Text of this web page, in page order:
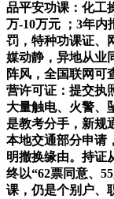
品平安功课：化工
万-10万元 ；3年内
罚，特种功课证、
媒动静，异地从业
阵风，全国联网可
营许可证：提交执
大量触电、火警、
是教考分手，新规
本地交通部分申请
明撤换缘由。持证
终以“62票同意、
课，仍是个别户、